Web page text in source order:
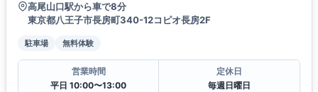
高尾山口駅から車で8分
東京都八王子市長房町340-12コピオ長房2F
駐車場 無料体験
営業時間
平日 10:00〜13:00
定休日
毎週日曜日